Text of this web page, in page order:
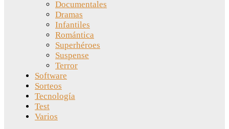
Documentales
Dramas
Infantiles
Romántica
Superhéroes
Suspense
Terror
Software
Sorteos
Tecnología
Test
Varios